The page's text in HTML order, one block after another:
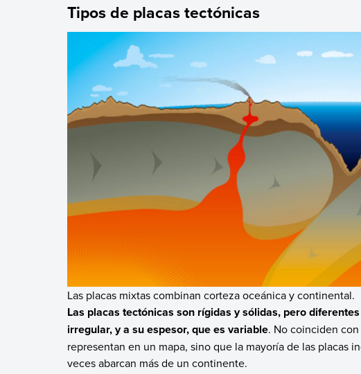
Tipos de placas tectónicas
Las placas mixtas combinan corteza oceánica y continental.
Las placas tectónicas son rígidas y sólidas, pero
irregular, y a su espesor, que es variable. No coinciden
representan en un mapa, sino que la mayoría de las placas
veces abarcan más de un continente.